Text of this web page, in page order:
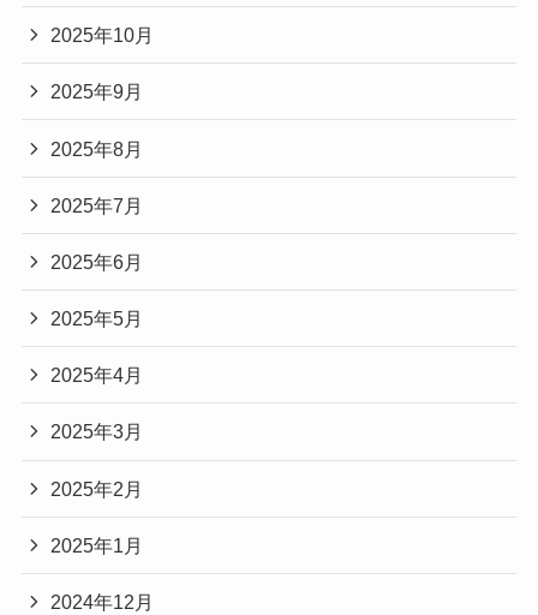
2025年10月
2025年9月
2025年8月
2025年7月
2025年6月
2025年5月
2025年4月
2025年3月
2025年2月
2025年1月
2024年12月